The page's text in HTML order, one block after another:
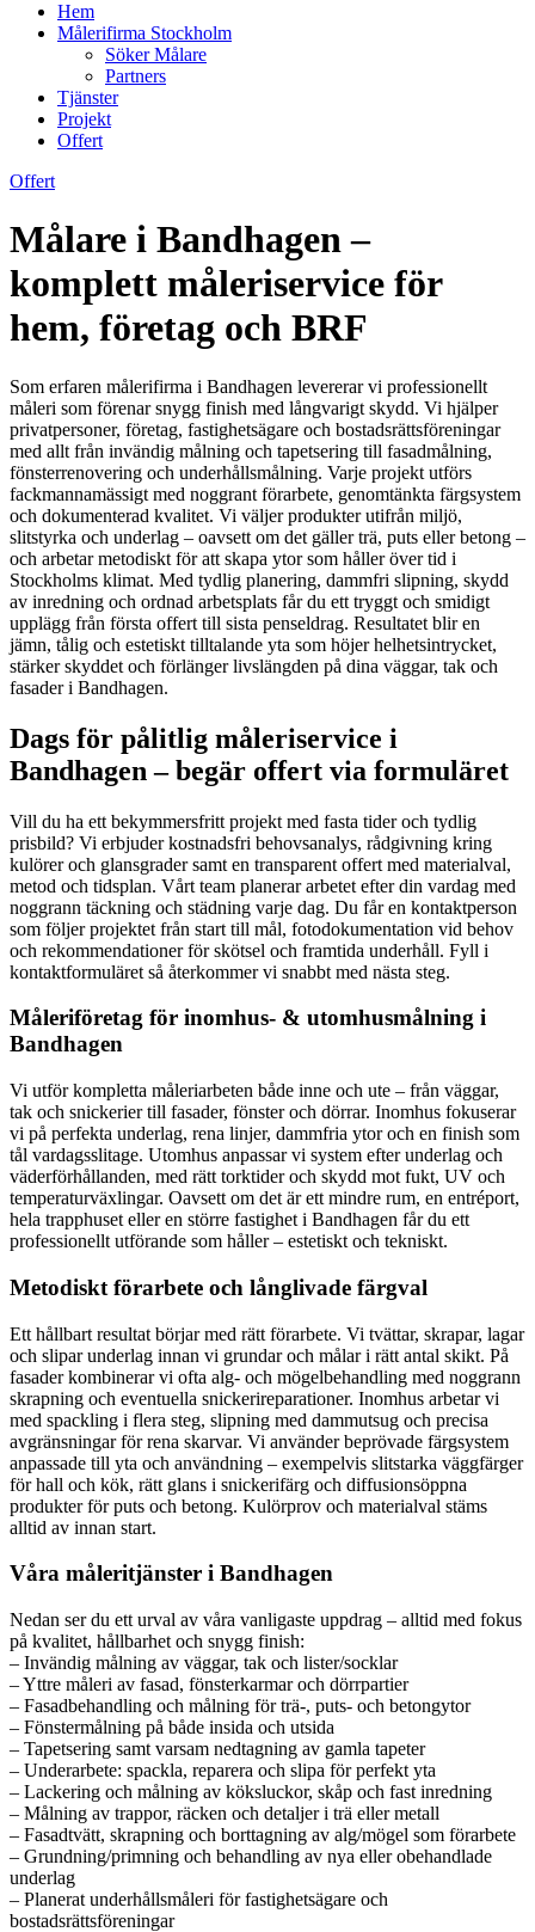
Hem
Målerifirma Stockholm
Söker Målare
Partners
Tjänster
Projekt
Offert
Offert
Målare i Bandhagen –
komplett måleriservice för
hem, företag och BRF
Som erfaren målerifirma i Bandhagen levererar vi professionellt
måleri som förenar snygg finish med långvarigt skydd. Vi hjälper
privatpersoner, företag, fastighetsägare och bostadsrättsföreningar
med allt från invändig målning och tapetsering till fasadmålning,
fönsterrenovering och underhållsmålning. Varje projekt utförs
fackmannamässigt med noggrant förarbete, genomtänkta färgsystem
och dokumenterad kvalitet. Vi väljer produkter utifrån miljö,
slitstyrka och underlag – oavsett om det gäller trä, puts eller betong –
och arbetar metodiskt för att skapa ytor som håller över tid i
Stockholms klimat. Med tydlig planering, dammfri slipning, skydd
av inredning och ordnad arbetsplats får du ett tryggt och smidigt
upplägg från första offert till sista penseldrag. Resultatet blir en
jämn, tålig och estetiskt tilltalande yta som höjer helhetsintrycket,
stärker skyddet och förlänger livslängden på dina väggar, tak och
fasader i Bandhagen.
Dags för pålitlig måleriservice i
Bandhagen – begär offert via formuläret
Vill du ha ett bekymmersfritt projekt med fasta tider och tydlig
prisbild? Vi erbjuder kostnadsfri behovsanalys, rådgivning kring
kulörer och glansgrader samt en transparent offert med materialval,
metod och tidsplan. Vårt team planerar arbetet efter din vardag med
noggrann täckning och städning varje dag. Du får en kontaktperson
som följer projektet från start till mål, fotodokumentation vid behov
och rekommendationer för skötsel och framtida underhåll. Fyll i
kontaktformuläret så återkommer vi snabbt med nästa steg.
Måleriföretag för inomhus- & utomhusmålning i
Bandhagen
Vi utför kompletta måleriarbeten både inne och ute – från väggar,
tak och snickerier till fasader, fönster och dörrar. Inomhus fokuserar
vi på perfekta underlag, rena linjer, dammfria ytor och en finish som
tål vardagsslitage. Utomhus anpassar vi system efter underlag och
väderförhållanden, med rätt torktider och skydd mot fukt, UV och
temperaturväxlingar. Oavsett om det är ett mindre rum, en entréport,
hela trapphuset eller en större fastighet i Bandhagen får du ett
professionellt utförande som håller – estetiskt och tekniskt.
Metodiskt förarbete och långlivade färgval
Ett hållbart resultat börjar med rätt förarbete. Vi tvättar, skrapar, lagar
och slipar underlag innan vi grundar och målar i rätt antal skikt. På
fasader kombinerar vi ofta alg- och mögelbehandling med noggrann
skrapning och eventuella snickerireparationer. Inomhus arbetar vi
med spackling i flera steg, slipning med dammutsug och precisa
avgränsningar för rena skarvar. Vi använder beprövade färgsystem
anpassade till yta och användning – exempelvis slitstarka väggfärger
för hall och kök, rätt glans i snickerifärg och diffusionsöppna
produkter för puts och betong. Kulörprov och materialval stäms
alltid av innan start.
Våra måleritjänster i Bandhagen
Nedan ser du ett urval av våra vanligaste uppdrag – alltid med fokus
på kvalitet, hållbarhet och snygg finish:
– Invändig målning av väggar, tak och lister/socklar
– Yttre måleri av fasad, fönsterkarmar och dörrpartier
– Fasadbehandling och målning för trä-, puts- och betongytor
– Fönstermålning på både insida och utsida
– Tapetsering samt varsam nedtagning av gamla tapeter
– Underarbete: spackla, reparera och slipa för perfekt yta
– Lackering och målning av köksluckor, skåp och fast inredning
– Målning av trappor, räcken och detaljer i trä eller metall
– Fasadtvätt, skrapning och borttagning av alg/mögel som förarbete
– Grundning/primning och behandling av nya eller obehandlade
underlag
– Planerat underhållsmåleri för fastighetsägare och
bostadsrättsföreningar